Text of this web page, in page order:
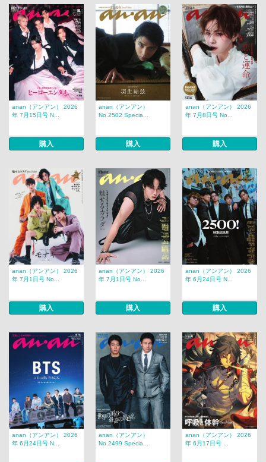
anan（アンアン） 2026
年 7月15日号 N...
購入
anan（アンアン）
No.2502 Specia...
購入
anan（アンアン） 2026
年 7月8日号 No...
購入
anan（アンアン） 2026
年 7月1日号 No...
購入
anan（アンアン） 2026
年 7月1日号 No...
購入
anan（アンアン） 2026
年 6月24日号 N...
購入
anan（アンアン） 2026
年 6月24日号 N...
anan（アンアン）
No.2499 Specia...
anan（アンアン） 2026
年 6月17日号 ...